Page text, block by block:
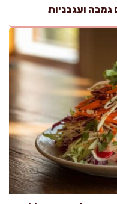
ועגבניות